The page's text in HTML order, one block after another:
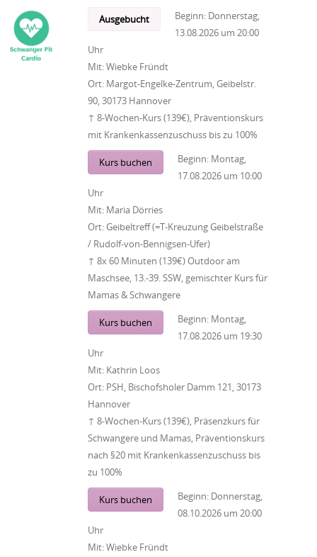
Ausgebucht Beginn: Donnerstag,
13.08.2026 um 20:00
Uhr
Mit:Wiebke Fründt
Ort: Margot-Engelke-Zentrum, Geibelstr.
90, 30173 Hannover
↑ 8-Wochen-Kurs (139€), Präventionskurs
mit Krankenkassenzuschuss bis zu 100%
Kurs buchen Beginn: Montag,
17.08.2026 um 10:00
Uhr
Mit: Maria Dörries
Ort:Geibeltreff (=T-Kreuzung Geibelstraße
/ Rudolf-von-Bennigsen-Ufer)
↑ 8x 60 Minuten (139€) Outdoor am
Maschsee, 13.-39. SSW, gemischter Kurs für
Mamas & Schwangere
Kurs buchen Beginn: Montag,
17.08.2026 um 19:30
Uhr
Mit: Kathrin Loos
Ort: PSH, Bischofsholer Damm 121, 30173
Hannover
↑ 8-Wochen-Kurs (139€), Präsenzkurs für
Schwangere und Mamas, Präventionskurs
nach §20 mit Krankenkassenzuschuss bis
zu 100%
Kurs buchen Beginn: Donnerstag,
08.10.2026 um 20:00
Uhr
Mit:Wiebke Fründt